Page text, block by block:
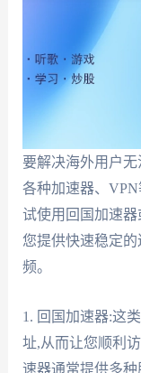
要解决海外用户
各种加速器、
试使用回国加速
您提供快速稳定
频。
1. 回国加速器:这
址,从而让您顺利
速器通常提供多